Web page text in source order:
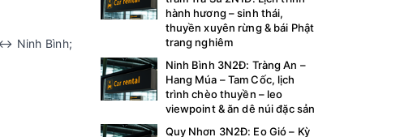
Ninh Bình;
hành hương – sinh thái,
thuyền xuyên rừng & bái Phật
trang nghiêm
Ninh Bình 3N2Đ: Tràng An –
Hang Múa – Tam Cốc, lịch
trình chèo thuyền – leo
viewpoint & ăn dê núi đặc sản
Quy Nhơn 3N2Đ: Eo Gió – Kỳ